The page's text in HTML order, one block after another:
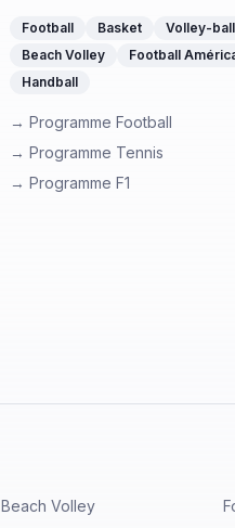
Football Basket
Volley-ball
Beach Volley
Football
Handball
→ Programme Football
→ Programme Tennis
→ Programme F1
Beach Volley